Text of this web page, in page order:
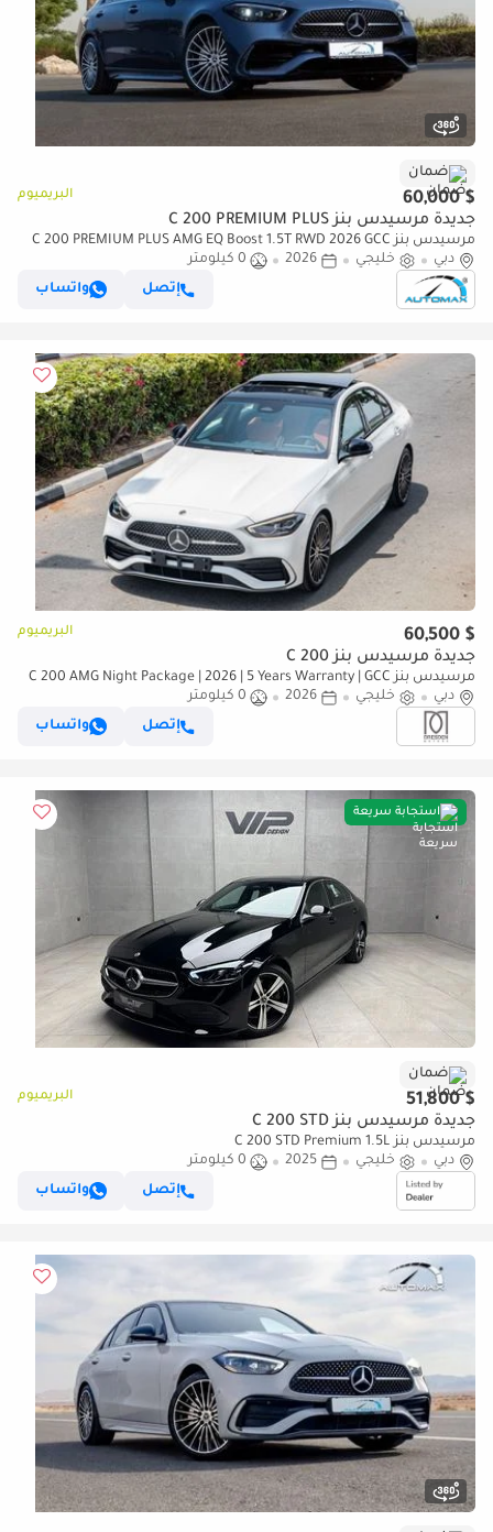
ضمان
$ 60,000 البريميوم
جديدة مرسيدس بنز C 200 PREMIUM PLUS
مرسيدس بنز C 200 PREMIUM PLUS AMG EQ Boost 1.5T RWD 2026 GCC
With 2 Years Warranty Unlimited Mileage @Official Dealer
دبي خليجي 2026
0 كيلومتر
إتصل
واتساب
$ 60,500 البريميوم
جديدة مرسيدس بنز C 200
مرسيدس بنز C 200 AMG Night Package | 2026 | 5 Years Warranty | GCC
Specs For Local Registration +10%
دبي خليجي 2026
0 كيلومتر
إتصل
واتساب
استجابة سريعة
ضمان
$ 51,800 البريميوم
جديدة مرسيدس بنز C 200 STD
مرسيدس بنز C 200 STD Premium 1.5L
دبي
خليجي 2025
0 كيلومتر
إتصل
واتساب